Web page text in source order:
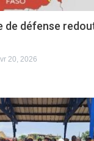
de défense
20, 2026